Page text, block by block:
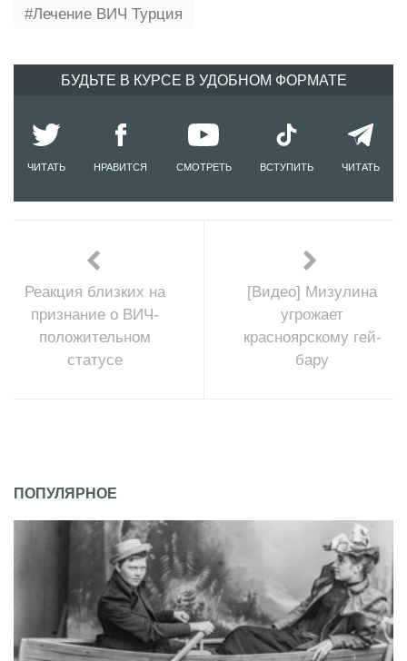
Лечение ВИЧ Турция
БУДЬТЕ В КУРСЕ В УДОБНОМ ФОРМАТЕ
ЧИТАТЬ НРАВИТСЯ СМОТРЕТЬ ВСТУПИТЬ ЧИТАТЬ
Реакция близких на
признание о ВИЧ-
положительном
статусе
[Видео] Мизулина
угрожает
красноярскому гей-
бару
ПОПУЛЯРНОЕ